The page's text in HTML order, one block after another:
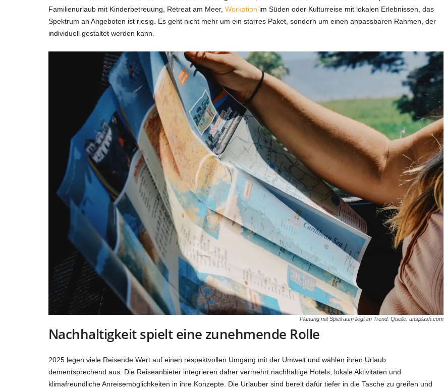
Familienurlaub mit Kinderbetreuung, Retreat am Meer, Workation im Süden oder Kulturreise mit lokalen Erlebnissen, das
Spektrum an Angeboten ist riesig. Es geht nicht mehr um ein starres Paket, sondern um einen anpassbaren Rahmen, der
individuell gestaltet werden kann.
Planung mit Spielraum liegt im Trend. Quelle: unsplash.com
Nachhaltigkeit spielt eine zunehmende Rolle
2025 legen viele Reisende Wert auf einen respektvollen Umgang mit der Umwelt und wählen ihren Urlaub
dementsprechend aus. Die Reiseanbieter integrieren daher vermehrt nachhaltige Hotels, lokale Aktivitäten und
klimafreundliche Anreisemöglichkeiten in ihre Konzepte. Die Urlauber sind bereit dafür tiefer in die Tasche zu greifen und